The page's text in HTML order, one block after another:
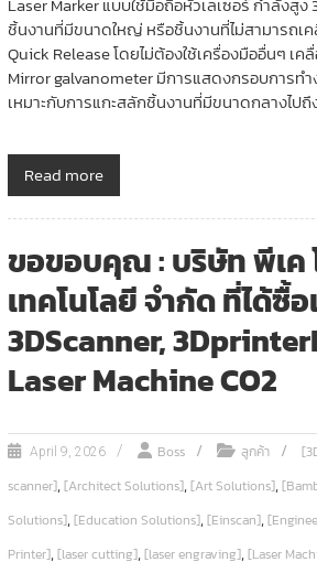
ชิ้นงานที่มีขนาดใหญ่ หรือชิ้นงานที่ไม่สามารถเค
Quick Release โดยไม่ต้องใช้เครื่องมืออื่นๆ เค
Mirror galvanometer มีการแสดงกรอบการท
เหมาะกับการแกะสลักชิ้นงานที่มีขนาดกลางไป
Read more
ขอขอบคุณ : บริษัท พีเค
เทคโนโลยี จำกัด ที่ได้ซื้
3DScanner,
Laser Machine CO2
April 9, 2026 Boss ลูกค้า
scanner],[Architect Solutions],[Art Solutions],
Solutions],[Education Solutions],[Einscan],
Printer],[laser cutting],[laser engraving],[Laser